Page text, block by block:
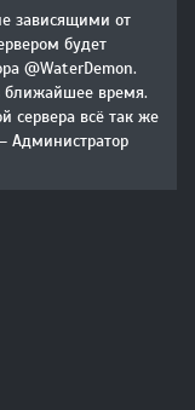
зависящими от
будет
@WaterDemon.
ближайшее время.
сервера всё так же
Администратор